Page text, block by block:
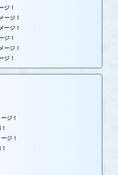
ジ！
ージ！
ージ！
ジ！
ージ！
ジ！
ジ！
ジ！